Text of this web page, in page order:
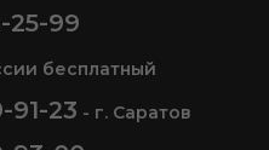
25-99
бесплатный
91-23 - г. Саратов